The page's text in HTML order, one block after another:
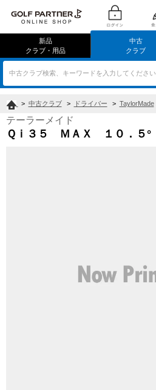
新品
クラブ・用品
中古
クラブ
中古クラブ検索、キーワードを入力してください
> 中古クラブ > ドライバー > TaylorMade
テーラーメイド
Ｑｉ３５ ＭＡＸ １０．５°